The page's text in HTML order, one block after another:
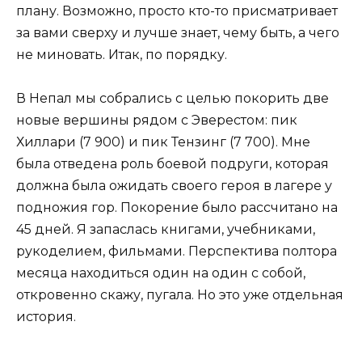
плану. Возможно, просто кто-то присматривает
за вами сверху и лучше знает, чему быть, а чего
не миновать. Итак, по порядку.
В Непал мы собрались с целью покорить две
новые вершины рядом с Эверестом: пик
Хиллари (7 900) и пик Тензинг (7 700). Мне
была отведена роль боевой подруги, которая
должна была ожидать своего героя в лагере у
подножия гор. Покорение было рассчитано на
45 дней. Я запаслась книгами, учебниками,
рукоделием, фильмами. Перспектива полтора
месяца находиться один на один с собой,
откровенно скажу, пугала. Но это уже отдельная
история.